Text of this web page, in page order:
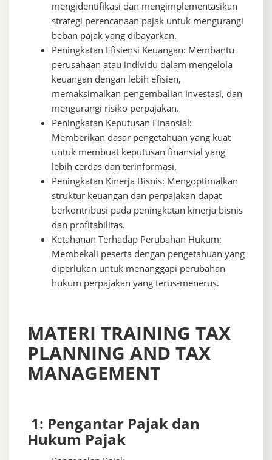
mengidentifikasi dan mengimplementasikan
strategi perencanaan pajak untuk mengurangi
beban pajak yang dibayarkan.
Peningkatan Efisiensi Keuangan: Membantu
perusahaan atau individu dalam mengelola
keuangan dengan lebih efisien,
memaksimalkan pengembalian investasi, dan
mengurangi risiko perpajakan.
Peningkatan Keputusan Finansial:
Memberikan dasar pengetahuan yang kuat
untuk membuat keputusan finansial yang
lebih cerdas dan terinformasi.
Peningkatan Kinerja Bisnis: Mengoptimalkan
struktur keuangan dan perpajakan dapat
berkontribusi pada peningkatan kinerja bisnis
dan profitabilitas.
Ketahanan Terhadap Perubahan Hukum:
Membekali peserta dengan pengetahuan yang
diperlukan untuk menanggapi perubahan
hukum perpajakan yang terus-menerus.
MATERI TRAINING TAX
PLANNING AND TAX
MANAGEMENT
1: Pengantar Pajak dan
Hukum Pajak